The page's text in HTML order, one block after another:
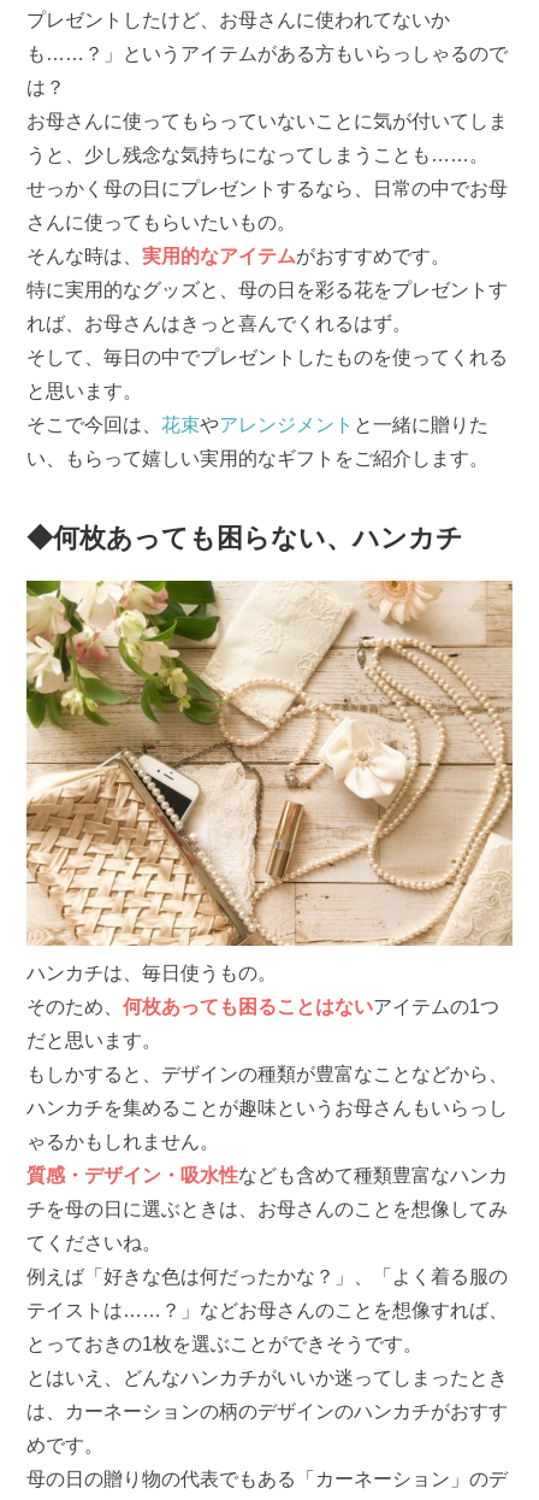
プレゼントしたけど、お母さんに使われてないか
も……？」というアイテムがある方もいらっしゃるので
は？
お母さんに使ってもらっていないことに気が付いてしま
うと、少し残念な気持ちになってしまうことも……。
せっかく母の日にプレゼントするなら、日常の中でお母
さんに使ってもらいたいもの。
そんな時は、実用的なアイテムがおすすめです。
特に実用的なグッズと、母の日を彩る花をプレゼントす
れば、お母さんはきっと喜んでくれるはず。
そして、毎日の中でプレゼントしたものを使ってくれる
と思います。
そこで今回は、花束やアレンジメント と一緒に贈りた
い、もらって嬉しい実用的なギフトをご紹介します。
◆何枚あっても困らない、ハンカチ
ハンカチは、毎日使うもの。
そのため、何枚あっても困ることはないアイテムの1つ
だと思います。
もしかすると、デザインの種類が豊富なことなどから、
ハンカチを集めることが趣味というお母さんもいらっし
ゃるかもしれません。
質感・デザイン・吸水性なども含めて種類豊富なハンカ
チを母の日に選ぶときは、お母さんのことを想像してみ
てくださいね。
例えば「好きな色は何だったかな？」、「よく着る服の
テイストは……？」などお母さんのことを想像すれば、
とっておきの1枚を選ぶことができそうです。
とはいえ、どんなハンカチがいいか迷ってしまったとき
は、カーネーションの柄のデザインのハンカチがおすす
めです。
母の日の贈り物の代表でもある「カーネーション」のデ